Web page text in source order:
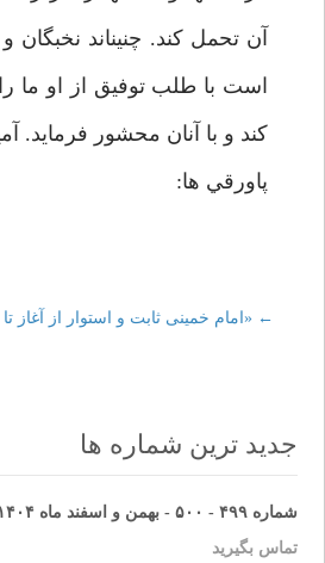
آن تحمل كند. چنين‏اند نخبگان
است با طلب توفيق از او ما
كند و با آنان محشور فرمايد.
پاورقي ها:
Post
← «امام خمينى ثابت و استوار از آغاز تا
جدید ترین شماره ها
شماره ۴۹۹ - ۵۰۰ - بهمن و اسفند ماه ۱۴۰۴
تماس بگیرید